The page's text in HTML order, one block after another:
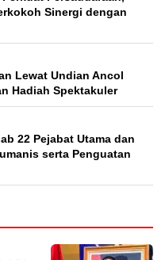
Sinergi dengan
Lewat Undian Ancol
Hadiah Spektakuler
22 Pejabat Utama dan
serta Penguatan